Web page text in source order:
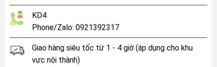
KD4
Phone/Zalo: 0921392317
Giao hàng siêu tốc từ 1 - 4 giờ (áp dụng cho khu
vực nội thành)